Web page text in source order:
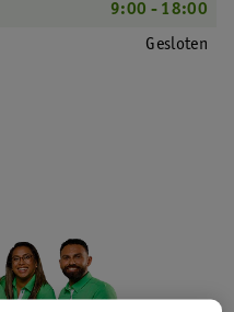
9:00 - 18:00
Gesloten